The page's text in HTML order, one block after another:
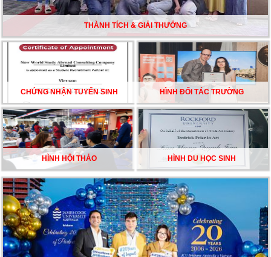
ĐẦU CỦA DU HỌC SINH NĂM 2026 – VÀ TẤT CẢ
ĐỀU CÓ LÝ DO!!
CHẠM GIẤC MƠ DU HỌC MỸ – BẮT ĐẦU TỪ NGÀY
HỘI GHI DANH & SĂN HỌC BỔNG KỲ SPRING 2026
THÀNH TÍCH & GIẢI THƯỞNG
CHỨNG NHẬN TUYỂN SINH HÌNH ĐỐI TÁC TRƯỜNG
HÌNH HỘI THẢO HÌNH DU HỌC SINH